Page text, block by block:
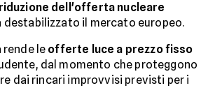
riduzione dell'offerta nucleare
destabilizzato il mercato europeo.
le offerte luce a prezzo fisso
dal momento che proteggono
dai rincari improvvisi previsti per i